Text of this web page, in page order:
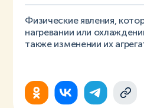
Физические явления,
нагревании или
также изменении их